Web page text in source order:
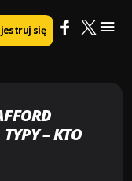
się
Typy – Kto będzie
– KTO